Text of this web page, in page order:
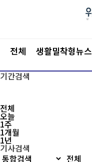
전체 생활밀착형뉴스
기간검색
전체
오늘
1주
1개월
1년
기사검색